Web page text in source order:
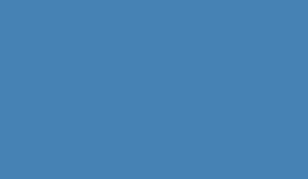
mint járműmérnököt szívesen
Miben volt más az
Konkrét szakmai tárgyam nem volt,
tekintetében nincs összehasonlítási
egyetem partneri kapcsolatai és